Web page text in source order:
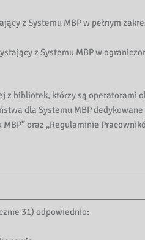
z Systemu MBP w pełnym
z Systemu MBP w
bibliotek, którzy są operatorami
dla Systemu MBP
oraz „Regulaminie
31) odpowiednio: